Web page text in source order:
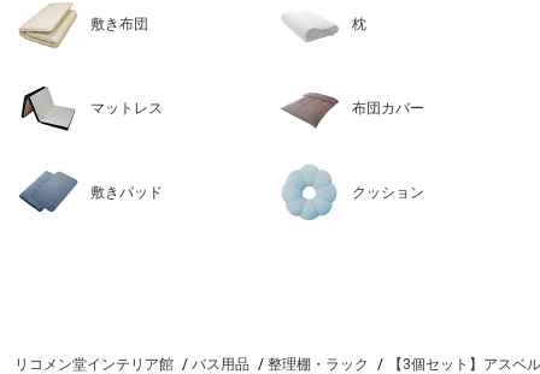
敷き布団 枕
マットレス 布団カバー
敷きパッド クッション
リコメン堂インテリア館 バス用品 整理棚・ラック 【3個セット】アスベ